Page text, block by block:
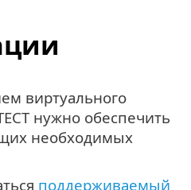
виртуального
нужно обеспечить
необходимых
поддерживаемый